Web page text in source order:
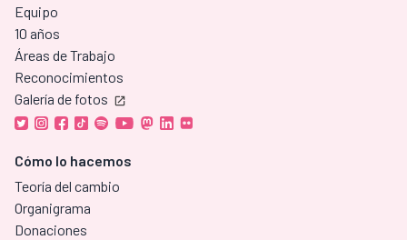
Equipo
10 años
Áreas de Trabajo
Reconocimientos
Galería de fotos
Cómo lo hacemos
Teoría del cambio
Organigrama
Donaciones